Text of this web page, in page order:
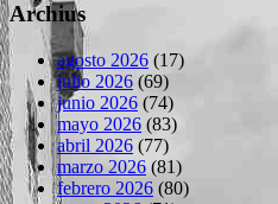
Archius
agosto 2026 (17)
julio 2026 (69)
junio 2026 (74)
mayo 2026 (83)
abril 2026 (77)
marzo 2026 (81)
febrero 2026 (80)